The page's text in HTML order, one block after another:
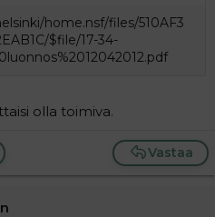
home.nsf/files/510AF3
$file/17-34-
olla toimiva.
Vastaa